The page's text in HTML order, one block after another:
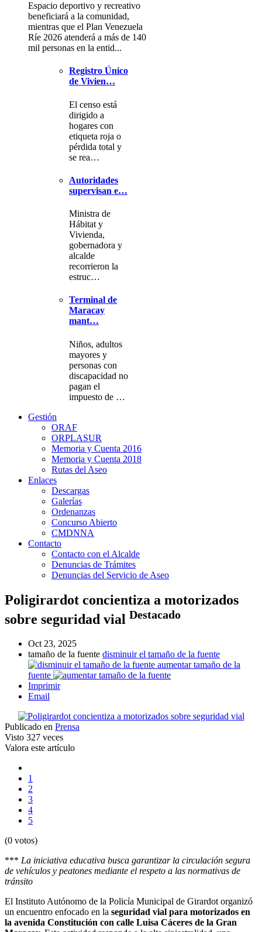
Espacio deportivo y recreativo
beneficiará a la comunidad,
mientras que el Plan Venezuela
Ríe 2026 atenderá a más de 140
mil personas en la entid...
Registro Único
de Vivien…
El censo está
dirigido a
hogares con
etiqueta roja o
pérdida total y
se rea…
Autoridades
supervisan e…
Ministra de
Hábitat y
Vivienda,
gobernadora y
alcalde
recorrieron la
estruc…
Terminal de
Maracay
mant…
Niños, adultos
mayores y
personas con
discapacidad no
pagan el
impuesto de …
Gestión
ORAF
ORPLASUR
Memoria y Cuenta 2016
Memoria y Cuenta 2018
Rutas del Aseo
Enlaces
Descargas
Galerías
Ordenanzas
Concurso Abierto
CMDNNA
Contacto
Contacto con el Alcalde
Denuncias de Trámites
Denuncias del Servicio de Aseo
Poligirardot concientiza a motorizados
sobre seguridad vial Destacado
Oct 23, 2025
tamaño de la fuente disminuir el tamaño de la fuente
aumentar tamaño de la
fuente
Imprimir
Email
Publicado en Prensa
Visto 327 veces
Valora este artículo
1
2
3
4
5
(0 votos)
*** La iniciativa educativa busca garantizar la circulación segura
de vehículos y peatones mediante el respeto a las normativas de
tránsito
El Instituto Autónomo de la Policía Municipal de Girardot organizó
un encuentro enfocado en la seguridad vial para motorizados en
la avenida Constitución con calle Luisa Cáceres de la Gran